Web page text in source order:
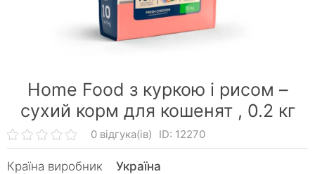
Home Food з куркою і рисом –
сухий корм для кошенят , 0.2 кг
0 відгука(ів) ID: 12270
Країна виробник
Україна